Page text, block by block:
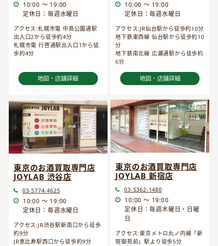
10:00 ～ 19:00
定休日：毎週水曜日
アクセス:札幌市電 中島公園通駅
出入口2から徒歩約4分
札幌市電 行啓通駅出入口1から徒
歩約4分
地図・店舗詳細
10:00 ～ 19:00
定休日：毎週水曜日
アクセス:JR仙台駅から徒歩約10分
地下鉄東西線 仙台駅から徒歩約10
分
地下鉄南北線 広瀬通駅から徒歩約
6分
地図・店舗詳細
東京のお酒買取専門店
JOYLAB 渋谷店
03-5774-4625
10:00 ～ 19:00
定休日：毎週水曜日
アクセス:JR渋谷駅新南口から徒歩
約9分
JR恵比寿駅西口から徒歩約9分
東京のお酒買取専門店
JOYLAB 新宿店
03-5362-1480
10:00 ～ 19:00
定休日：毎週木曜日・日曜
日
アクセス:東京メトロ丸ノ内線「新
宿御苑前」駅より徒歩5分